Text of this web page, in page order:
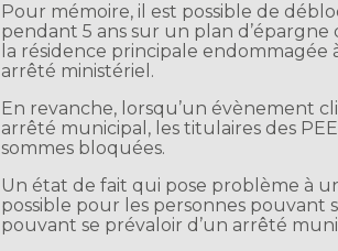
Pour mémoire, il est possible de
pendant 5 ans sur un plan
la résidence principale
arrêté ministériel.
En revanche, lorsqu’un évènement
arrêté municipal, les titulaires des
sommes bloquées.
Un état de fait qui pose problème à
possible pour les personnes pouvant
pouvant se prévaloir d’un arrêté